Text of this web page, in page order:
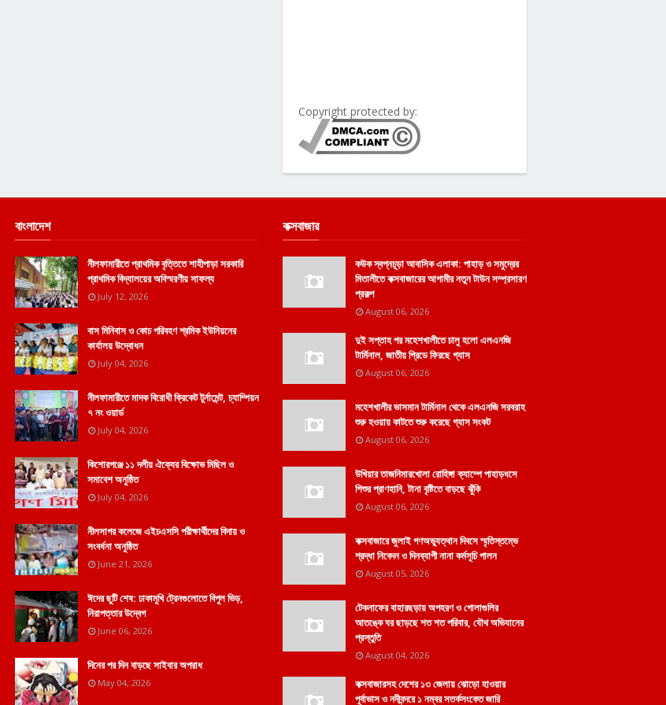
Copyright protected by:
বাংলাদেশ
নীলফামারীতে প্রাথমিক বৃত্তিতে শাহীপাড়া সরকারি
প্রাথমিক বিদ্যালয়ের অবিস্মরণীয় সাফল্য
July 12, 2026
বাস মিনিবাস ও কোচ পরিবহণ শ্রমিক ইউনিয়নের
কার্যালয় উদ্বোধন
July 04, 2026
নীলফামারীতে মাদক বিরোধী ক্রিকেট টুর্নামেন্ট, চ্যাম্পিয়ন
৭ নং ওয়ার্ড
July 04, 2026
কিশোরগঞ্জে ১১ দলীয় ঐক্যের বিক্ষোভ মিছিল ও
সমাবেশ অনুষ্ঠিত
July 04, 2026
নীলসাগর কলেজে এইচএসসি পরীক্ষার্থীদের বিদায় ও
সংবর্ধনা অনুষ্ঠিত
June 21, 2026
ঈদের ছুটি শেষ: ঢাকামুখি ট্রেনগুলোতে বিপুল ভিড়,
নিরাপত্তার উদ্বেগ
June 06, 2026
দিনের পর দিন বাড়ছে সাইবার অপরাধ
May 04, 2026
কক্সবাজার
কউক স্বপ্নচূড়া আবাসিক এলাকা: পাহাড় ও সমুদ্রের
মিতালীতে কক্সবাজারের আগামীর নতুন টাউন সম্প্রসারণ
প্রকল্প
August 06, 2026
দুই সপ্তাহ পর মহেশখালীতে চালু হলো এলএনজি
টার্মিনাল, জাতীয় গ্রিডে ফিরছে গ্যাস
August 06, 2026
মহেশখালীর ভাসমান টার্মিনাল থেকে এলএনজি সরবরাহ
শুরু হওয়ায় কাটতে শুরু করেছে গ্যাস সংকট
August 06, 2026
উখিয়ার তাজনিমারখোলা রোহিঙ্গা ক্যাম্পে পাহাড়ধসে
শিশুর প্রাণহানি, টানা বৃষ্টিতে বাড়ছে ঝুঁকি
August 06, 2026
কক্সবাজারে জুলাই গণঅভ্যুত্থান দিবসে স্মৃতিস্তম্ভে
শ্রদ্ধা নিবেদন ও দিনব্যাপী নানা কর্মসূচি পালন
August 05, 2026
টেকনাফের বাহারছড়ায় অপহরণ ও গোলাগুলির
আতঙ্কে ঘর ছাড়ছে শত শত পরিবার, যৌথ অভিযানের
প্রস্তুতি
August 04, 2026
কক্সবাজারসহ দেশের ১৩ জেলায় ঝোড়ো হাওয়ার
পূর্বাভাস ও নদীবন্দরে ১ নম্বর সতর্কসংকেত জারি